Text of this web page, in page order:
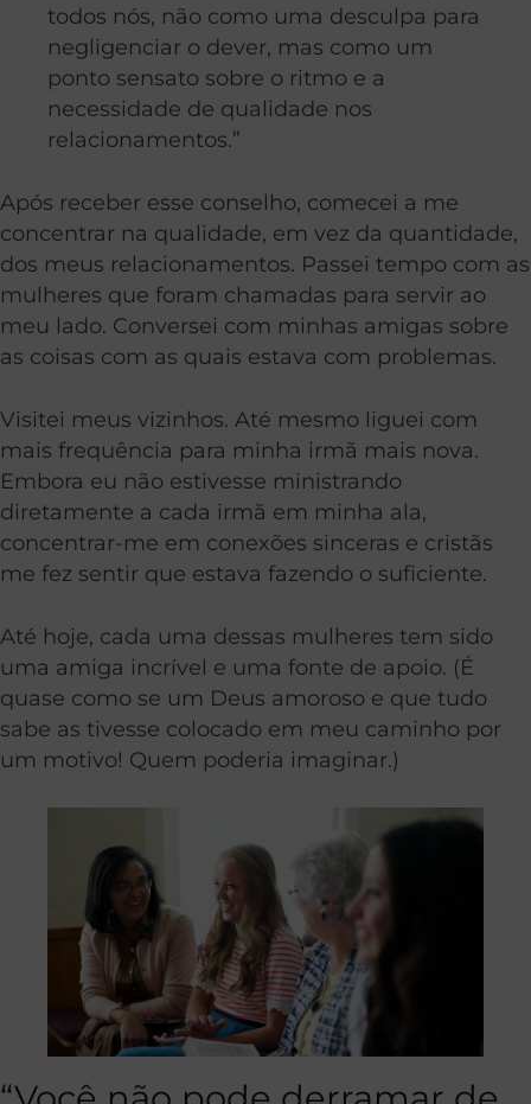
todos nós, não como uma desculpa para
negligenciar o dever, mas como um
ponto sensato sobre o ritmo e a
necessidade de qualidade nos
relacionamentos.”
Após receber esse conselho, comecei a me
concentrar na qualidade, em vez da quantidade,
dos meus relacionamentos. Passei tempo com as
mulheres que foram chamadas para servir ao
meu lado. Conversei com minhas amigas sobre
as coisas com as quais estava com problemas.
Visitei meus vizinhos. Até mesmo liguei com
mais frequência para minha irmã mais nova.
Embora eu não estivesse ministrando
diretamente a cada irmã em minha ala,
concentrar-me em conexões sinceras e cristãs
me fez sentir que estava fazendo o suficiente.
Até hoje, cada uma dessas mulheres tem sido
uma amiga incrível e uma fonte de apoio. (É
quase como se um Deus amoroso e que tudo
sabe as tivesse colocado em meu caminho por
um motivo! Quem poderia imaginar.)